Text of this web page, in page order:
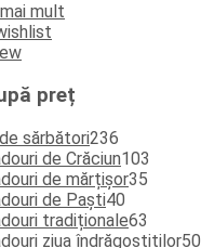
mult
preț
sărbători236
de
produse
de Crăciun103
de mărțișor35
de Paști40
de
produse
tradiționale63
de
ziua îndrăgostiților50